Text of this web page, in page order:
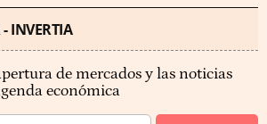
- INVERTIA
de mercados y las noticias
económica